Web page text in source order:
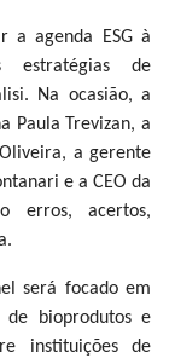
a agenda ESG à
estratégias de
Na ocasião, a
Paula Trevizan, a
a gerente
e a CEO da
erros, acertos,
será focado em
de bioprodutos e
instituições de